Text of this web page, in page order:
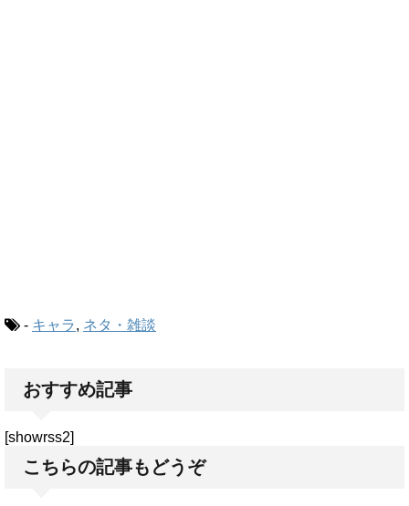
- キャラ, ネタ・雑談
おすすめ記事
[showrss2]
こちらの記事もどうぞ